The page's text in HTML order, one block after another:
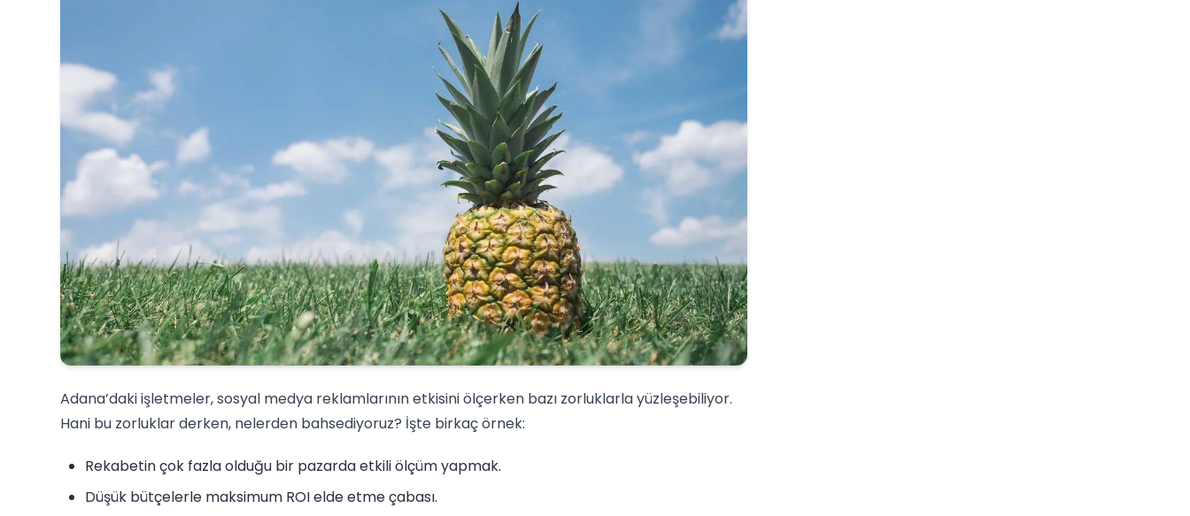
Adana’daki işletmeler, sosyal medya reklamlarının etkisini ölçerken bazı zorluklarla yüzleşebiliyor.
Hani bu zorluklar derken, nelerden bahsediyoruz? İşte birkaç örnek:
Rekabetin çok fazla olduğu bir pazarda etkili ölçüm yapmak.
Düşük bütçelerle maksimum ROI elde etme çabası.